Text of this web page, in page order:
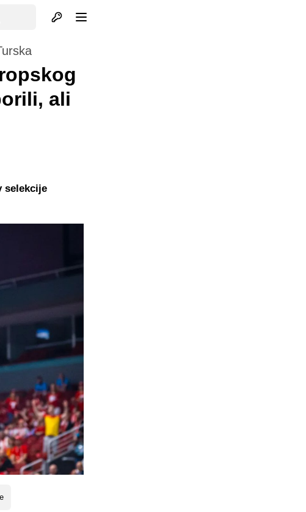
Otvori profil
ali
selekcije